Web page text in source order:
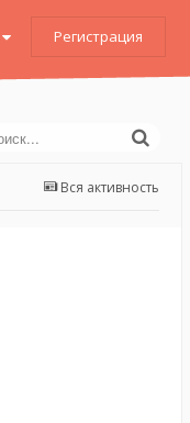
Регистрация
Вся активность